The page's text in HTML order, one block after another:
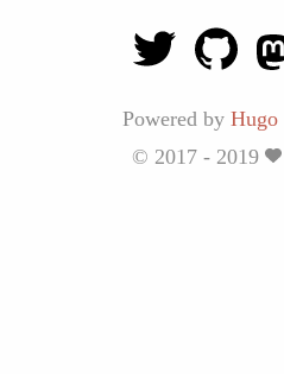
Powered by Hugo
© 2017 - 2019